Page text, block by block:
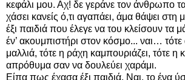
κεφάλι μου. Αχ! δε γεράνε τον άνθρωπο
χάσει κανείς ό,τι αγαπάει, άμα θάψει στη
έξι παιδιά που έλεγε να του κλείσουν τα
έν’ ακουμπιστήρι στον κόσμο... ναι…
μαλλιά, τότε η ράχη καμπουριάζει, τότε η
απρόθυμα σαν να δουλεύει χαράμι.
Είπα πως έχασα έξι παιδιά. Ναι, το ένα